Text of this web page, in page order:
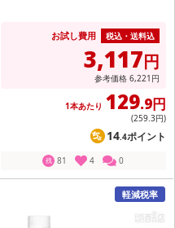
お試し費用 税込・送料込
3,117円
参考価格 6,221 円
1本あたり 129.9円
(259.3円)
14.4ポイント
残 81 4 0
軽減税率